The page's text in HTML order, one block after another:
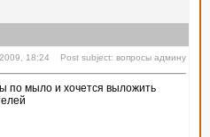
18:24 Post subject: вопросы админу
по мыло и хочется выложить